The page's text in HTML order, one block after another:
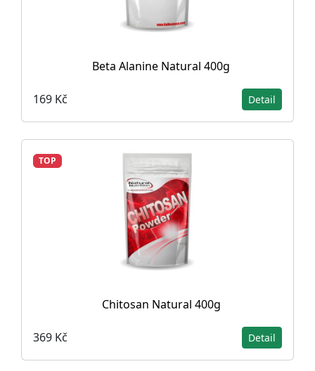
Beta Alanine Natural 400g
169 Kč Detail
TOP
Chitosan Natural 400g
369 Kč Detail